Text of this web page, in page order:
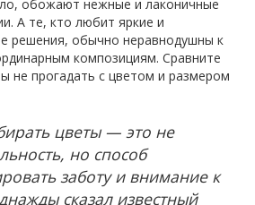
обожают нежные и лаконичные
А те, кто любит яркие и
решения, обычно неравнодушны к
композициям. Сравните
не прогадать с цветом и размером
цветы — это не
но способ
заботу и внимание к
сказал известный